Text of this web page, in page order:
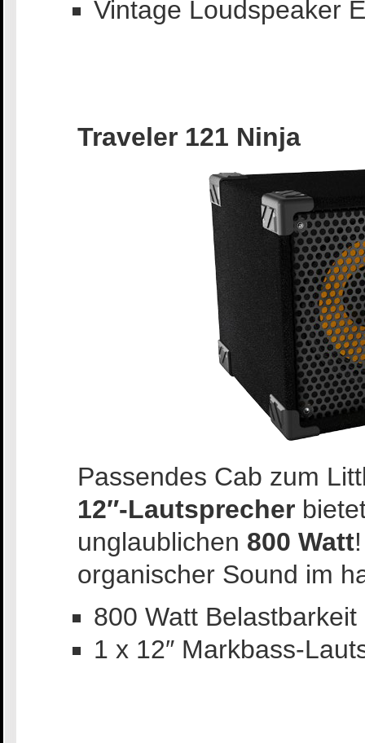
Vintage Loudspeaker
Traveler 121 Ninja
Passendes Cab zum
12″-Lautsprecher
unglaublichen 800 Watt
organischer Sound im
800 Watt Belastbarkeit
1 x 12″ Markbass-